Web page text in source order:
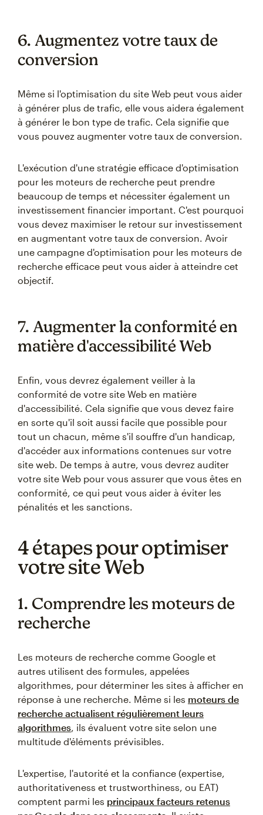
6. Augmentez votre taux de
conversion
Même si l'optimisation du site Web peut vous aider
à générer plus de trafic, elle vous aidera également
à générer le bon type de trafic. Cela signifie que
vous pouvez augmenter votre taux de conversion.
L'exécution d'une stratégie efficace d'optimisation
pour les moteurs de recherche peut prendre
beaucoup de temps et nécessiter également un
investissement financier important. C'est pourquoi
vous devez maximiser le retour sur investissement
en augmentant votre taux de conversion. Avoir
une campagne d'optimisation pour les moteurs de
recherche efficace peut vous aider à atteindre cet
objectif.
7. Augmenter la conformité en
matière d'accessibilité Web
Enfin, vous devrez également veiller à la
conformité de votre site Web en matière
d'accessibilité. Cela signifie que vous devez faire
en sorte qu'il soit aussi facile que possible pour
tout un chacun, même s'il souffre d'un handicap,
d'accéder aux informations contenues sur votre
site web. De temps à autre, vous devrez auditer
votre site Web pour vous assurer que vous êtes en
conformité, ce qui peut vous aider à éviter les
pénalités et les sanctions.
4 étapes pour optimiser
votre site Web
1. Comprendre les moteurs de
recherche
Les moteurs de recherche comme Google et
autres utilisent des formules, appelées
algorithmes, pour déterminer les sites à afficher en
réponse à une recherche. Même si les moteurs de
recherche actualisent régulièrement leurs
algorithmes, ils évaluent votre site selon une
multitude d'éléments prévisibles.
L'expertise, l'autorité et la confiance (expertise,
authoritativeness et trustworthiness, ou EAT)
comptent parmi les principaux facteurs retenus